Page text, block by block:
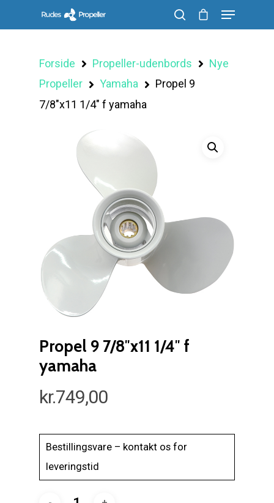
Forside Propeller-udenbords
Nye
Propeller
Yamaha
Propel 9
7/8″x11 1/4″ f yamaha
Propel 9 7/8″x11 1/4″ f
yamaha
kr.749,00
Bestillingsvare – kontakt os for
leveringstid